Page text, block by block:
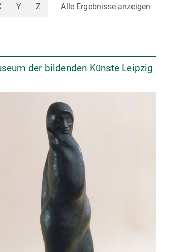
Y Z Alle Ergebnisse anzeigen
der bildenden Künste Leipzig